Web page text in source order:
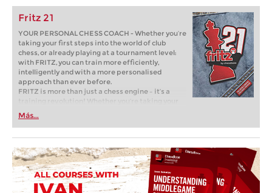
Fritz 21
YOUR PERSONAL CHESS COACH - Whether you’re
taking your first steps into the world of club
chess, or already playing at a tournament level:
with FRITZ, you can train more efficiently,
intelligently and with a more personalised
approach than ever before.
FRITZ is more than just a chess engine – it’s a
training revolution! Whether you’re taking your
first steps into the world of club chess, or already
playing at a tournament level: with FRITZ, you can
train more efficiently, intelligently and with a
more personalised approach than ever before.
Más...